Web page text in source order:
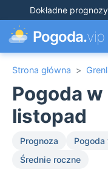
Dokładne
Pogoda.vip
Strona główna >
Pogoda
listopad
Prognoza
Średnie roczne